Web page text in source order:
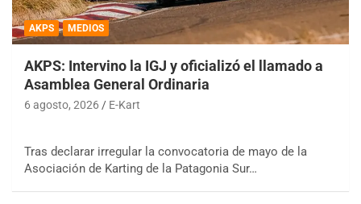
AKPS MEDIOS
AKPS: Intervino la IGJ y oficializó el llamado a
Asamblea General Ordinaria
6 agosto, 2026 E-Kart
Tras declarar irregular la convocatoria de mayo de la
Asociación de Karting de la Patagonia Sur…